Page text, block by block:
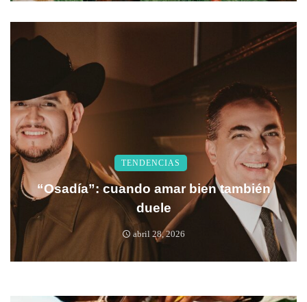
TENDENCIAS
“Osadía”: cuando amar bien también
duele
abril 28, 2026